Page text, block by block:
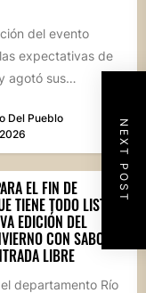
NEXT POST
del evento
expectativas de
agotó sus
Del Pueblo
EL FIN DE
TIENE TODO LISTO
EDICIÓN DEL
CON SABOR
LIBRE
departamento Río